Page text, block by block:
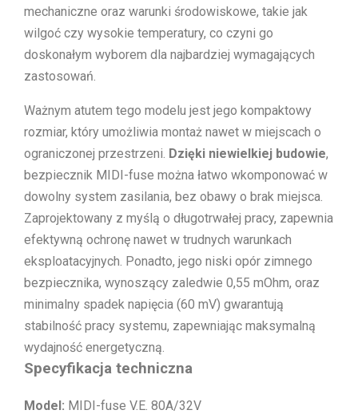
mechaniczne oraz warunki środowiskowe, takie jak
wilgoć czy wysokie temperatury, co czyni go
doskonałym wyborem dla najbardziej wymagających
zastosowań.
Ważnym atutem tego modelu jest jego kompaktowy
rozmiar, który umożliwia montaż nawet w miejscach o
ograniczonej przestrzeni. Dzięki niewielkiej budowie,
bezpiecznik MIDI-fuse można łatwo wkomponować w
dowolny system zasilania, bez obawy o brak miejsca.
Zaprojektowany z myślą o długotrwałej pracy, zapewnia
efektywną ochronę nawet w trudnych warunkach
eksploatacyjnych. Ponadto, jego niski opór zimnego
bezpiecznika, wynoszący zaledwie 0,55 mOhm, oraz
minimalny spadek napięcia (60 mV) gwarantują
stabilność pracy systemu, zapewniając maksymalną
wydajność energetyczną.
Specyfikacja techniczna
Model: MIDI-fuse V.E. 80A/32V